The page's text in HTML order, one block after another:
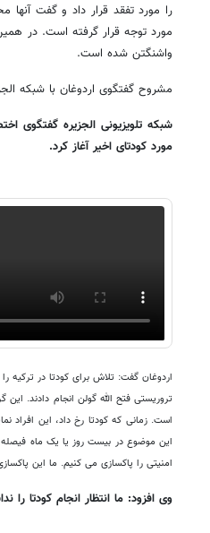
را مورد تفقد قرار داد و گفت
مورد توجه قرار گرفته است. در
واشنگتن شده است.
مشروح گفتگوی اردوغان با شبکه
شبکه تلویزیونی الجزیره گفتگوی
مورد کودتای اخیر آغاز کرد.
اردوغان گفت: تلاش برای کودتا در ترکیه
تروریستی فتح الله گولن انجام دادند.
است. زمانی که کودتا رخ داد، این افراد
این موضوع در بیست روز یا یک ماه
امنیتی را پاکسازی می کنیم. ما این
وی افزود: ما انتظار انجام کودتا را